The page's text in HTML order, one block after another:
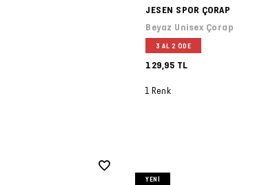
JESEN SPOR ÇORAP
Beyaz Unisex Çorap
3 AL 2 ÖDE
129,95 TL
1 Renk
YENI